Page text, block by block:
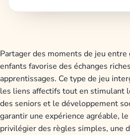
Partager des moments de jeu
enfants favorise des échanges
apprentissages. Ce type de jeu
les liens affectifs tout en stimulant
des seniors et le développement
garantir une expérience agréable,
privilégier des règles simples, une